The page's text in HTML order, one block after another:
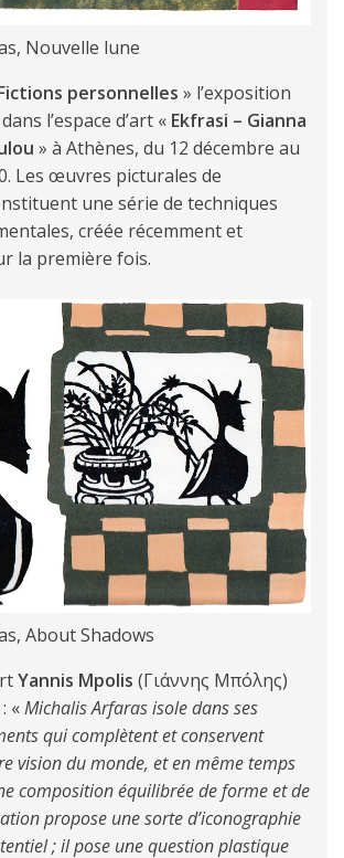
Nouvelle lune
personnelles » l’exposition
l’espace d’art « Ekfrasi – Gianna
» à Athènes, du 12 décembre au
Les œuvres picturales de
une série de techniques
créée récemment et
la première fois.
About Shadows
Yannis Mpolis (Γιάννης Μπόλης)
«Michalis Arfaras isole dans ses
qui complètent et conservent
vision du monde, et en même temps
composition équilibrée de forme et de
propose une sorte d’iconographie
; il pose une question plastique